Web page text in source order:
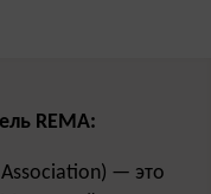
REMA:
Association) — это